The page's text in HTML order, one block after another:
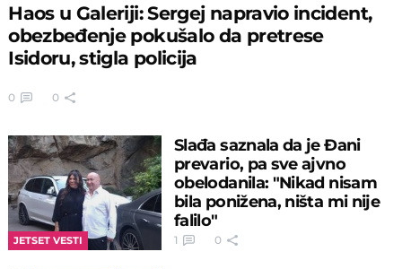
Haos u Galeriji: Sergej napravio incident,
obezbeđenje pokušalo da pretrese
Isidoru, stigla policija
0 0
JETSET VESTI
Slađa saznala da je Đani
prevario, pa sve ajvno
obelodanila: "Nikad nisam
bila ponižena, ništa mi nije
falilo"
1 0